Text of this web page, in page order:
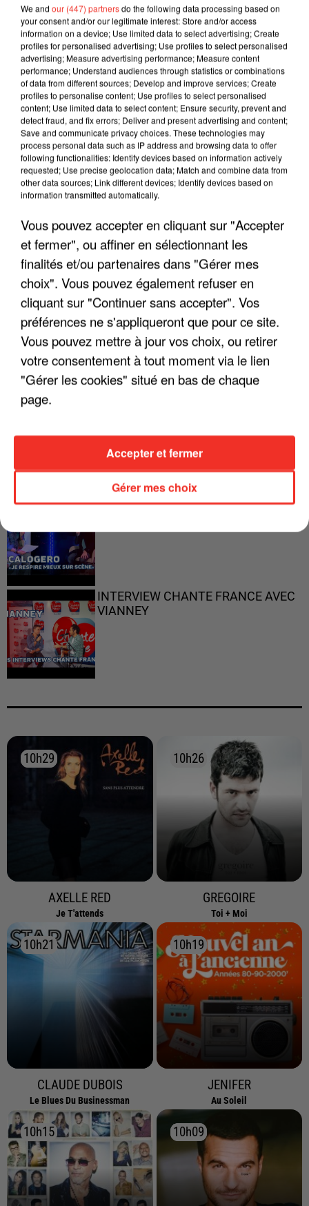
LES INTERVIEWS CHANTE
FRANCE
Voir plus
"JE SUIS À DISPOSITION DES
ENFOIRÉS"
"ON A TOUS LE TRAC"
"JE RESPIRE MIEUX SUR SCÈNE" -
INTERVIEW CHANTE FRANCE AVEC
VIANNEY
10h29
10h29
AXELLE RED
Je T'attends
10h26
10h26
GREGOIRE
Toi + Moi
10h21
10h21
CLAUDE DUBOIS
Le Blues Du Businessman
10h19
10h19
JENIFER
Au Soleil
10h15
10h15 10h09
10h09
We and our (447) partnersdo the following data processing based on
your consent and/or our legitimate interest: Store and/or access
information on a device; Use limited data to select advertising; Create
profiles for personalised advertising; Use profiles to select personalised
advertising; Measure advertising performance; Measure content
performance; Understand audiences through statistics or combinations
of data from different sources; Develop and improve services; Create
profiles to personalise content; Use profiles to select personalised
content; Use limited data to select content; Ensure security, prevent and
detect fraud, and fix errors; Deliver and present advertising and content;
Save and communicate privacy choices. These technologies may
process personal data such as IP address and browsing data to offer
following functionalities: Identify devices based on information actively
requested; Use precise geolocation data; Match and combine data from
other data sources; Link different devices; Identify devices based on
information transmitted automatically.
Vous pouvez accepter en cliquant sur "Accepter
et fermer", ou affiner en sélectionnant les
finalités et/ou partenaires dans "Gérer mes
choix". Vous pouvez également refuser en
cliquant sur "Continuer sans accepter". Vos
préférences ne s'appliqueront que pour ce site.
Vous pouvez mettre à jour vos choix, ou retirer
votre consentement à tout moment via le lien
"Gérer les cookies" situé en bas de chaque
page.
Gérer mes choix
Accepter et fermer